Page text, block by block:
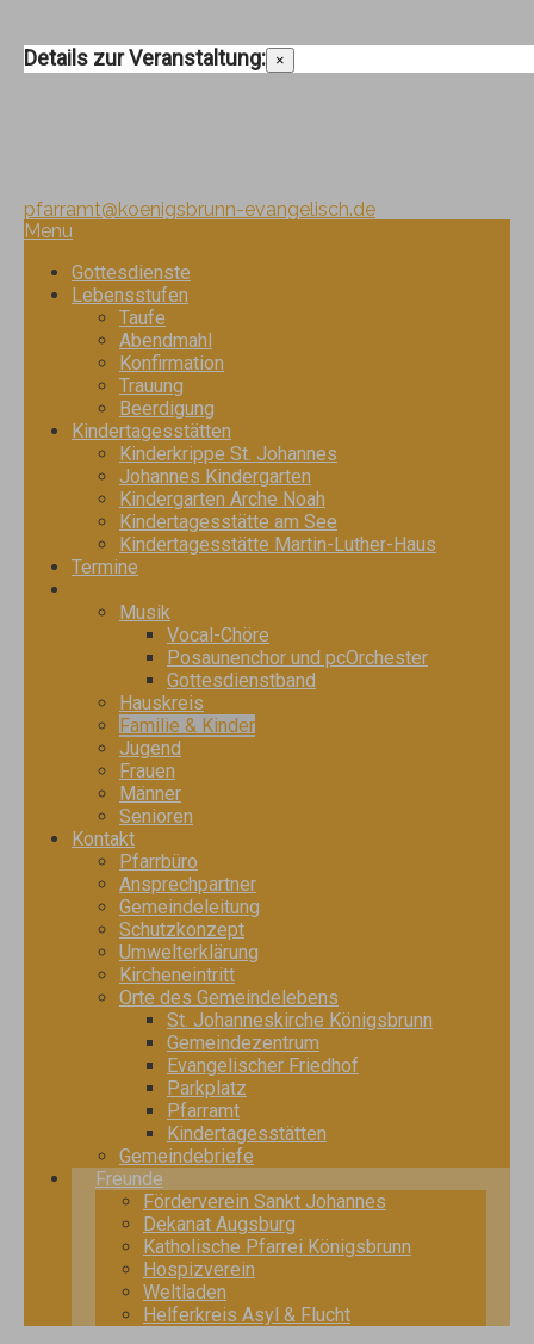
pfarramt@koenigsbrunn-evangelisch.de
Menu
Gottesdienste
Lebensstufen
Taufe
Abendmahl
Konfirmation
Trauung
Beerdigung
Kindertagesstätten
Kinderkrippe St. Johannes
Johannes Kindergarten
Kindergarten Arche Noah
Kindertagesstätte am See
Kindertagesstätte Martin-Luther-Haus
Termine
Musik
Vocal-Chöre
Posaunenchor und pcOrchester
Gottesdienstband
Hauskreis
Familie & Kinder
Jugend
Frauen
Männer
Senioren
Kontakt
Pfarrbüro
Ansprechpartner
Gemeindeleitung
Schutzkonzept
Umwelterklärung
Kircheneintritt
Orte des Gemeindelebens
St. Johanneskirche Königsbrunn
Gemeindezentrum
Evangelischer Friedhof
Parkplatz
Pfarramt
Kindertagesstätten
Gemeindebriefe
Freunde
Förderverein Sankt Johannes
Dekanat Augsburg
Katholische Pfarrei Königsbrunn
Hospizverein
Weltladen
Helferkreis Asyl & Flucht
Details zur Veranstaltung: ×